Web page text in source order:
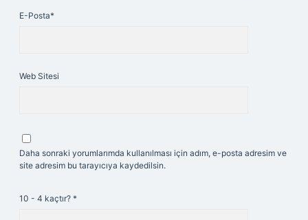
E-Posta*
Web Sitesi
Daha sonraki yorumlarımda kullanılması için adım, e-posta adresim ve
site adresim bu tarayıcıya kaydedilsin.
10 - 4 kaçtır? *